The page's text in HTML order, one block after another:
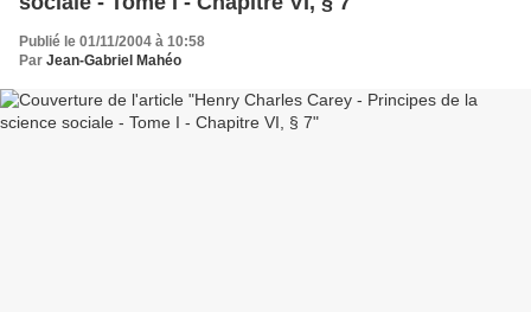
Publié le 01/11/2004 à 10:58
Par Jean-Gabriel Mahéo